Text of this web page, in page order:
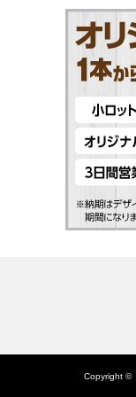
Copyright ©